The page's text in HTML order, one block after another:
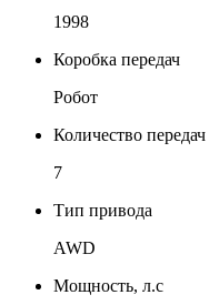
1998
Коробка передач
Робот
Количество передач
7
Тип привода
AWD
Мощность, л.с